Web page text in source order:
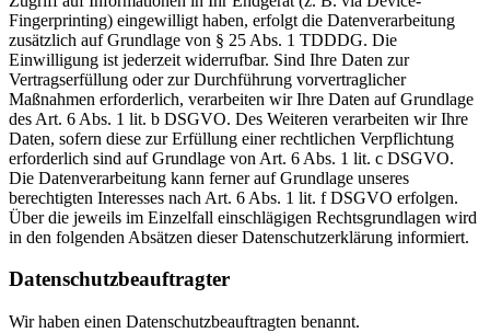
Fingerprinting) eingewilligt haben, erfolgt die Datenverarbeitung
zusätzlich auf Grundlage von § 25 Abs. 1 TDDDG. Die
Einwilligung ist jederzeit widerrufbar. Sind Ihre Daten zur
Vertragserfüllung oder zur Durchführung vorvertraglicher
Maßnahmen erforderlich, verarbeiten wir Ihre Daten auf Grundlage
des Art. 6 Abs. 1 lit. b DSGVO. Des Weiteren verarbeiten wir Ihre
Daten, sofern diese zur Erfüllung einer rechtlichen Verpflichtung
erforderlich sind auf Grundlage von Art. 6 Abs. 1 lit. c DSGVO.
Die Datenverarbeitung kann ferner auf Grundlage unseres
berechtigten Interesses nach Art. 6 Abs. 1 lit. f DSGVO erfolgen.
Über die jeweils im Einzelfall einschlägigen Rechtsgrundlagen wird
in den folgenden Absätzen dieser Datenschutzerklärung informiert.
Datenschutz­beauftragter
Wir haben einen Datenschutzbeauftragten benannt.